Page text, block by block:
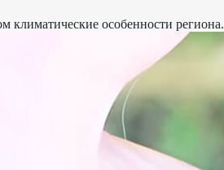
особенности региона.